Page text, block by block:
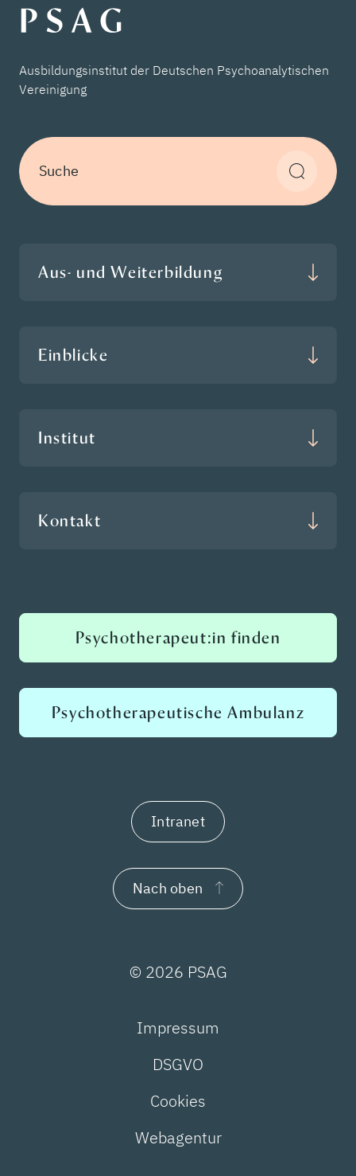
Ausbildungsinstitut der Deutschen Psychoanalytischen
Vereinigung
Suche
Aus- und Weiterbildung
Einblicke
Institut
Kontakt
Psychotherapeut:in finden
Psychotherapeutische Ambulanz
Intranet
Nach oben
© 2026 PSAG
Impressum
DSGVO
Cookies
Webagentur